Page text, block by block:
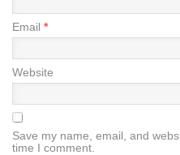
Email *
Website
Save my name, email, and
time I comment.